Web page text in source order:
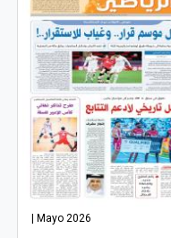
| Mayo 2026